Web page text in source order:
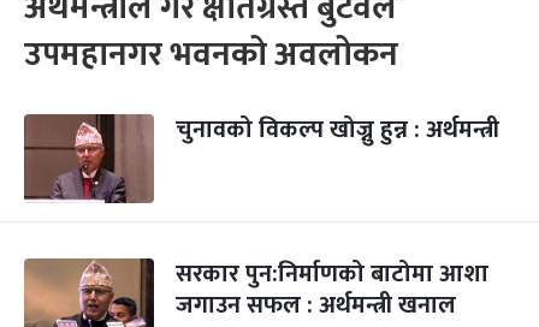
उपमहानगर भवनको अवलोकन
चुनावको विकल्प खोज्नु हुन्न : अर्थमन्त्री
सरकार पुन:निर्माणको बाटोमा आशा
जगाउन सफल : अर्थमन्त्री खनाल